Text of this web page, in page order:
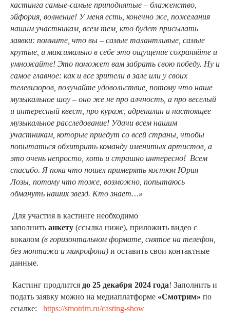
кастинга самые-самые приподнятые – блаженство,
эйфория, волнение! У меня есть, конечно же, пожелания
нашим участникам, всем тем, кто будет присылать
заявки: помните, что вы – самые талантливые, самые
крутые, и максимально в себе это ощущение сохраняйте и
умножайте! Это поможет вам забрать свою победу. Ну и
самое главное: как и все зрители в зале или у своих
телевизоров, получайте удовольствие, потому что наше
музыкальное шоу – оно же не про алчность, а про веселый
и интересный квест, про кураж, адреналин и настоящее
музыкальное расследование! Удачи всем нашим
участникам, которые приедут со всей страны, чтобы
попытаться обхитрить команду именитых артистов, а
это очень непросто, хоть и страшно интересно! Всем
спасибо. Я пока что пошел примерять костюм Юрия
Лозы, потому что тоже, возможно, попытаюсь
обмануть наших звезд. Кто знает…»
Для участия в кастинге необходимо
заполнить анкету (ссылка ниже), приложить видео с
вокалом (в горизонтальном формате, снятое на телефон,
без монтажа и микрофона) и оставить свои контактные
данные.
Кастинг продлится до 25 декабря 2024 года! Заполнить и
подать заявку можно на медиаплатформе «Смотрим» по
ссылке: https://smotrim.ru/casting-show